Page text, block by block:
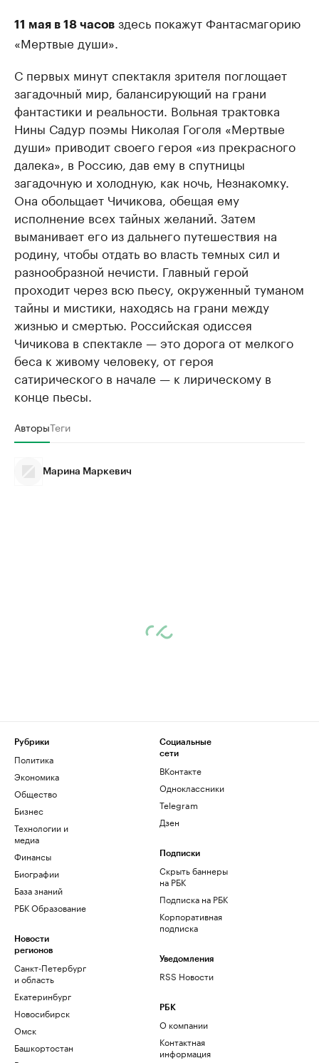
11 мая в 18 часов здесь покажут Фантасмагорию
«Мертвые души».
С первых минут спектакля зрителя поглощает
загадочный мир, балансирующий на грани
фантастики и реальности. Вольная трактовка
Нины Садур поэмы Николая Гоголя «Мертвые
души» приводит своего героя «из прекрасного
далека», в Россию, дав ему в спутницы
загадочную и холодную, как ночь, Незнакомку.
Она обольщает Чичикова, обещая ему
исполнение всех тайных желаний. Затем
выманивает его из дальнего путешествия на
родину, чтобы отдать во власть темных сил и
разнообразной нечисти. Главный герой
проходит через всю пьесу, окруженный туманом
тайны и мистики, находясь на грани между
жизнью и смертью. Российская одиссея
Чичикова в спектакле — это дорога от мелкого
беса к живому человеку, от героя
сатирического в начале — к лирическому в
конце пьесы.
АвторыТеги
Марина Маркевич
Рубрики
Политика
Экономика
Общество
Бизнес
Технологии и
медиа
Финансы
Биографии
База знаний
РБК Образование
Новости
регионов
Санкт-Петербург
и область
Екатеринбург
Новосибирск
Омск
Башкортостан
Социальные
сети
ВКонтакте
Одноклассники
Telegram
Дзен
Подписки
Скрыть баннеры
на РБК
Подписка на РБК
Корпоративная
подписка
Уведомления
RSS Новости
РБК
О компании
Контактная
информация